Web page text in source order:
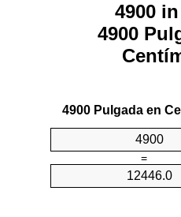
4900
4900
4900 Pulgada en
=